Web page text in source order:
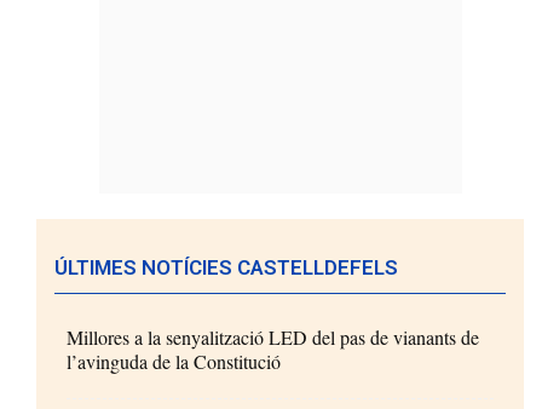
ÚLTIMES NOTÍCIES CASTELLDEFELS
Millores a la senyalització LED del pas de vianants de
l’avinguda de la Constitució